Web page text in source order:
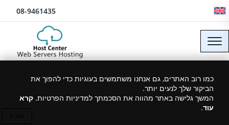
דלג לתוכן 08-9461435
כמו רוב האתרים, גם אנחנו משתמשים בעוגיות כדי להפוך את
הביקור שלך לנעים יותר.
המשך גלישה באתר מהווה את הסכמתך למדיניות הפרטיות. קרא
עוד.
27/07/2025